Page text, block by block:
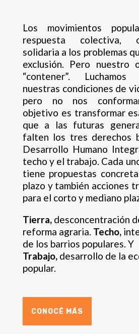
Los movimientos
respuesta colectiva,
solidaria a los problemas
exclusión. Pero nuestro
“contener”.
nuestras condiciones de
pero no nos
objetivo es transformar
que a las futuras
falten los tres derechos
Desarrollo Humano
techo y el trabajo. Cada
tiene propuestas
plazo y también acciones
para el corto y mediano
Tierra, desconcentración
reforma agraria. Techo,
de los barrios populares. Y
Trabajo, desarrollo de la
popular.
CONOCÉ MÁS